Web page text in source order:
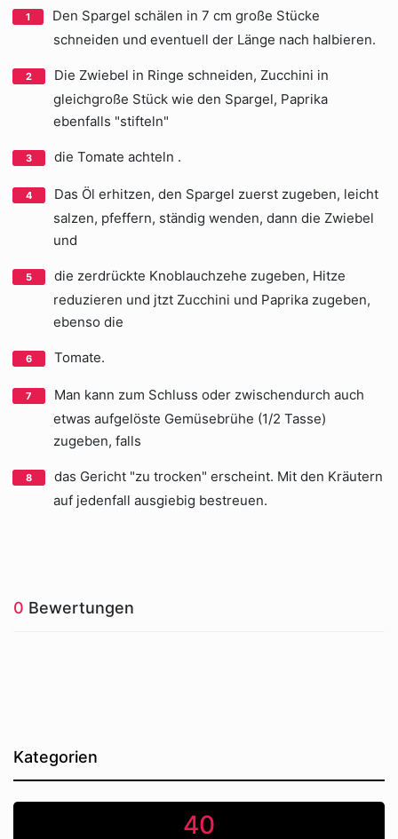
Den Spargel schälen in 7 cm große Stücke
schneiden und eventuell der Länge nach halbieren.
Die Zwiebel in Ringe schneiden, Zucchini in
gleichgroße Stück wie den Spargel, Paprika
ebenfalls "stifteln"
die Tomate achteln .
Das Öl erhitzen, den Spargel zuerst zugeben, leicht
salzen, pfeffern, ständig wenden, dann die Zwiebel
und
die zerdrückte Knoblauchzehe zugeben, Hitze
reduzieren und jtzt Zucchini und Paprika zugeben,
ebenso die
Tomate.
Man kann zum Schluss oder zwischendurch auch
etwas aufgelöste Gemüsebrühe (1/2 Tasse)
zugeben, falls
das Gericht "zu trocken" erscheint. Mit den Kräutern
auf jedenfall ausgiebig bestreuen.
0 Bewertungen
Kategorien
40